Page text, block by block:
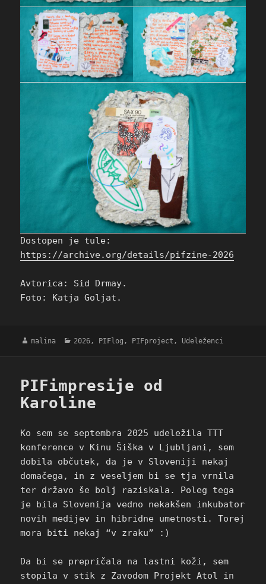
Dostopen je tule:
https://archive.org/details/pifzine-2026
Avtorica: Sid Drmay.
Foto: Katja Goljat.
Avtor
malina Kategorije
2026, PIFlog , PIFproject , Udeleženci
PIFimpresije od
Karoline
Ko sem se septembra 2025 udeležila TTT
konference v Kinu Šiška v Ljubljani, sem
dobila občutek, da je v Sloveniji nekaj
domačega, in z veseljem bi se tja vrnila
ter državo še bolj raziskala. Poleg tega
je bila Slovenija vedno nekakšen inkubator
novih medijev in hibridne umetnosti. Torej
mora biti nekaj “v zraku” :)
Da bi se prepričala na lastni koži, sem
stopila v stik z Zavodom Projekt Atol in